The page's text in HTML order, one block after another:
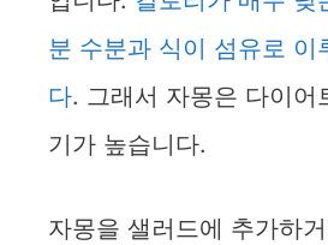
분 수분과 식이 섬유로 이
다. 그래서 자몽은 다이어
기가 높습니다.
자몽을 샐러드에 추가하